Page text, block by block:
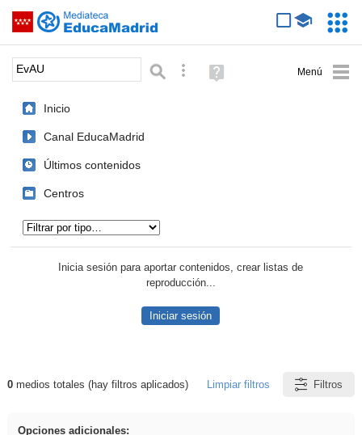
Saltar navegación
Palabra o frase: Búsqueda avanzada
Ayuda
(en
Inicio
Canal EducaMadrid
Últimos contenidos
Centros
Inicia sesión para aportar contenidos, crear listas de
reproducción...
Iniciar sesión
Resultados de: EvAU
0medios totales (hay filtros aplicados) Limpiar filtros Filtros
Opciones adicionales: